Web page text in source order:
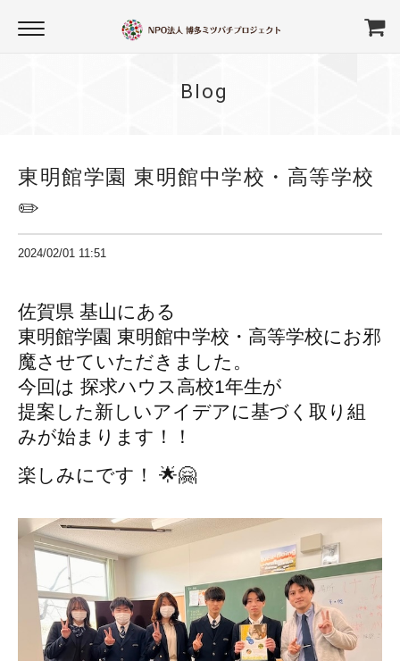
Blog
東明館学園 東明館中学校・高等学校
✏️
2024/02/01 11:51
佐賀県 基山にある
東明館学園 東明館中学校・高等学校に お邪
魔させていただきました。
今回は 探求ハウス高校1年生が
提案した新しいアイデアに基づく取り組
みが始まります！！
楽しみにです！ 🌟🤗